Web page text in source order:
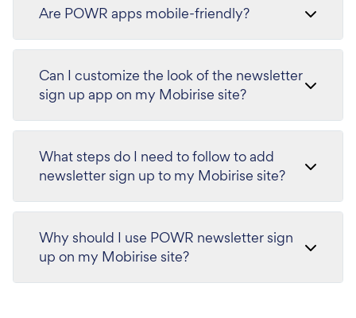
Are POWR apps mobile-friendly?
Can I customize the look of the newsletter
sign up app on my Mobirise site?
What steps do I need to follow to add
newsletter sign up to my Mobirise site?
Why should I use POWR newsletter sign
up on my Mobirise site?